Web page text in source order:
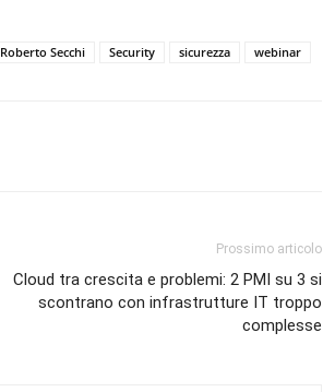
Roberto Secchi Security sicurezza webinar
Prossimo articolo
Cloud tra crescita e problemi: 2 PMI su 3 si
scontrano con infrastrutture IT troppo
complesse